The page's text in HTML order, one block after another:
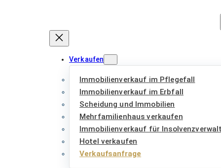
Verkaufen
Immobilienverkauf im Pflegefall
Immobilienverkauf im Erbfall
Scheidung und Immobilien
Mehrfamilienhaus verkaufen
Immobilienverkauf für
Hotel verkaufen
Verkaufsanfrage